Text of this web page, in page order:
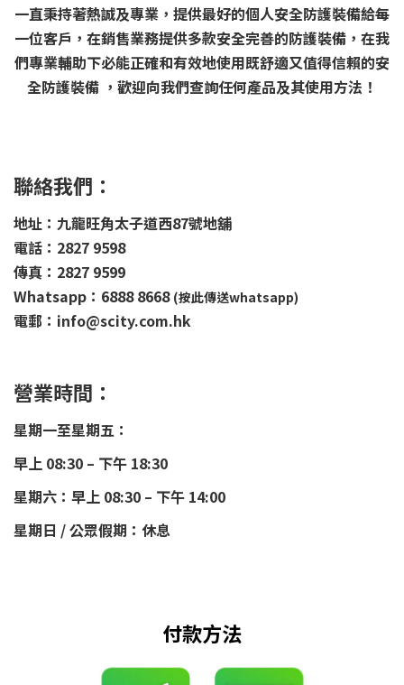
一直秉持著熱誠及專業，提供最好的個人安全防護裝備給每
一位客戶，在銷售業務提供多款安全完善的防護裝備，在我
們專業輔助下必能正確和有效地使用既舒適又值得信賴的安
全防護裝備 ，歡迎向我們查詢任何產品及其使用方法！
聯絡我們：
地址：九龍旺角太子道西87號地舖
電話：2827 9598
傳真：2827 9599
Whatsapp：6888 8668 (按此傳送whatsapp)
電郵：info@scity.com.hk
營業時間：
星期一至星期五：
早上 08:30 – 下午 18:30
星期六：早上 08:30 – 下午 14:00
星期日 / 公眾假期：休息
付款方法